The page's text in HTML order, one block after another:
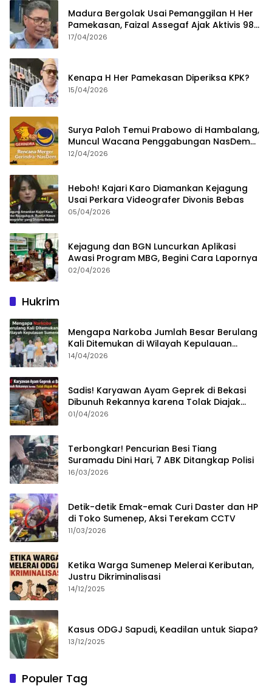
Madura Bergolak Usai Pemanggilan H Her
Pamekasan, Faizal Assegaf Ajak Aktivis 98
Bongkar Permainan KPK
17/04/2026
Kenapa H Her Pamekasan Diperiksa KPK?
15/04/2026
Surya Paloh Temui Prabowo di Hambalang,
Muncul Wacana Penggabungan NasDem
dan Gerindra
12/04/2026
Heboh! Kajari Karo Diamankan Kejagung
Usai Perkara Videografer Divonis Bebas
05/04/2026
Kejagung dan BGN Luncurkan Aplikasi
Awasi Program MBG, Begini Cara Lapornya
02/04/2026
Hukrim
Mengapa Narkoba Jumlah Besar Berulang
Kali Ditemukan di Wilayah Kepulauan
Sumenep?
14/04/2026
Sadis! Karyawan Ayam Geprek di Bekasi
Dibunuh Rekannya karena Tolak Diajak
Merampok Majikan
01/04/2026
Terbongkar! Pencurian Besi Tiang
Suramadu Dini Hari, 7 ABK Ditangkap Polisi
16/03/2026
Detik-detik Emak-emak Curi Daster dan HP
di Toko Sumenep, Aksi Terekam CCTV
11/03/2026
Ketika Warga Sumenep Melerai Keributan,
Justru Dikriminalisasi
14/12/2025
Kasus ODGJ Sapudi, Keadilan untuk Siapa?
13/12/2025
Populer Tag